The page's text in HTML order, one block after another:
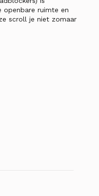
openbare ruimte en
scroll je niet zomaar